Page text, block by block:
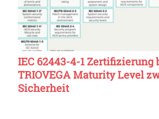
IEC 62443-4-1 Zertifizierung
TRIOVEGA Maturity Level
Sicherheit